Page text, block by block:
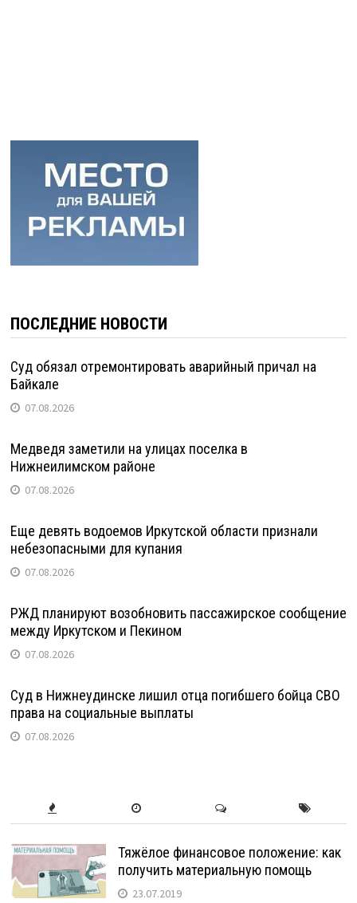
ПОСЛЕДНИЕ НОВОСТИ
Суд обязал отремонтировать аварийный причал на
Байкале
07.08.2026
Медведя заметили на улицах поселка в
Нижнеилимском районе
07.08.2026
Еще девять водоемов Иркутской области признали
небезопасными для купания
07.08.2026
РЖД планируют возобновить пассажирское сообщение
между Иркутском и Пекином
07.08.2026
Суд в Нижнеудинске лишил отца погибшего бойца СВО
права на социальные выплаты
07.08.2026
Тяжёлое финансовое положение: как
получить материальную помощь
23.07.2019